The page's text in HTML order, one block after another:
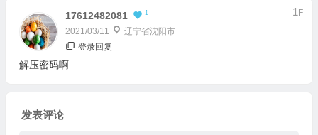
17612482081 1
2021/03/11 辽宁省沈阳市
1 F
登录回复
解压密码啊
发表评论